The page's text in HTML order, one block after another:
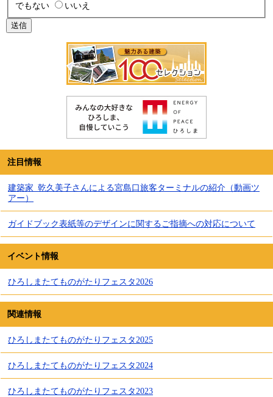
でもない
いいえ
注目情報
建築家_乾久美子さんによる宮島口旅客ターミナルの紹介（動画ツ
アー）
ガイドブック表紙等のデザインに関するご指摘への対応について
イベント情報
ひろしまたてものがたりフェスタ2026
関連情報
ひろしまたてものがたりフェスタ2025
ひろしまたてものがたりフェスタ2024
ひろしまたてものがたりフェスタ2023